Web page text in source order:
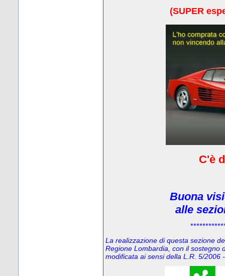
(SUPER
C'è
Buona
alle
La realizzazione di questa sezione
Regione Lombardia, con il sostegno
modificata ai sensi della L.R. 5/2006